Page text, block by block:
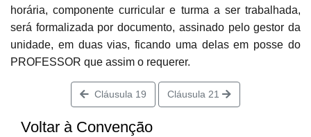
horária, componente curricular e turma a ser trabalhada,
será formalizada por documento, assinado pelo gestor da
unidade, em duas vias, ficando uma delas em posse do
PROFESSOR que assim o requerer.
Cláusula 19 Cláusula 21
Voltar à Convenção